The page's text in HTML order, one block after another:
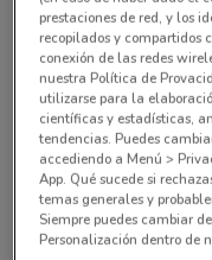
Georgia 53
593 m
Av. Dakota 95
817 m
Blvd. Xola,
862 m
prestaciones de red, y los
recopilados y compartidos
conexión de las redes
nuestra Política de
utilizarse para la
científicas y estadísticas,
tendencias. Puedes
accediendo a Menú >
App. Qué sucede si
temas generales y
Siempre puedes cambiar
Personalización dentro de